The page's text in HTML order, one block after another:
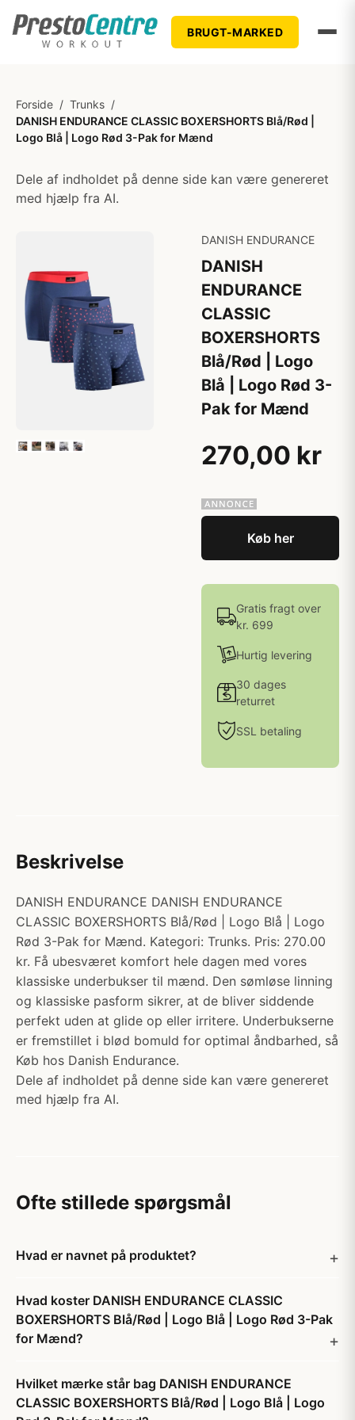
BRUGT-MARKED
Forside / Trunks /
DANISH ENDURANCE CLASSIC BOXERSHORTS Blå/Rød |
Logo Blå | Logo Rød 3-Pak for Mænd
Dele af indholdet på denne side kan være genereret
med hjælp fra AI.
DANISH ENDURANCE
DANISH
ENDURANCE
CLASSIC
BOXERSHORTS
Blå/Rød | Logo
Blå | Logo Rød 3-
Pak for Mænd
270,00 kr
Køb her
Gratis fragt over
kr. 699
Hurtig levering
30 dages
returret
SSL betaling
Beskrivelse
DANISH ENDURANCE DANISH ENDURANCE
CLASSIC BOXERSHORTS Blå/Rød | Logo Blå | Logo
Rød 3-Pak for Mænd. Kategori: Trunks. Pris: 270.00
kr. Få ubesværet komfort hele dagen med vores
klassiske underbukser til mænd. Den sømløse linning
og klassiske pasform sikrer, at de bliver siddende
perfekt uden at glide op eller irritere. Underbukserne
er fremstillet i blød bomuld for optimal åndbarhed, så
Køb hos Danish Endurance.
Dele af indholdet på denne side kan være genereret
med hjælp fra AI.
Ofte stillede spørgsmål
Hvad er navnet på produktet?
Hvad koster DANISH ENDURANCE CLASSIC
BOXERSHORTS Blå/Rød | Logo Blå | Logo Rød 3-Pak
for Mænd?
Hvilket mærke står bag DANISH ENDURANCE
CLASSIC BOXERSHORTS Blå/Rød | Logo Blå | Logo